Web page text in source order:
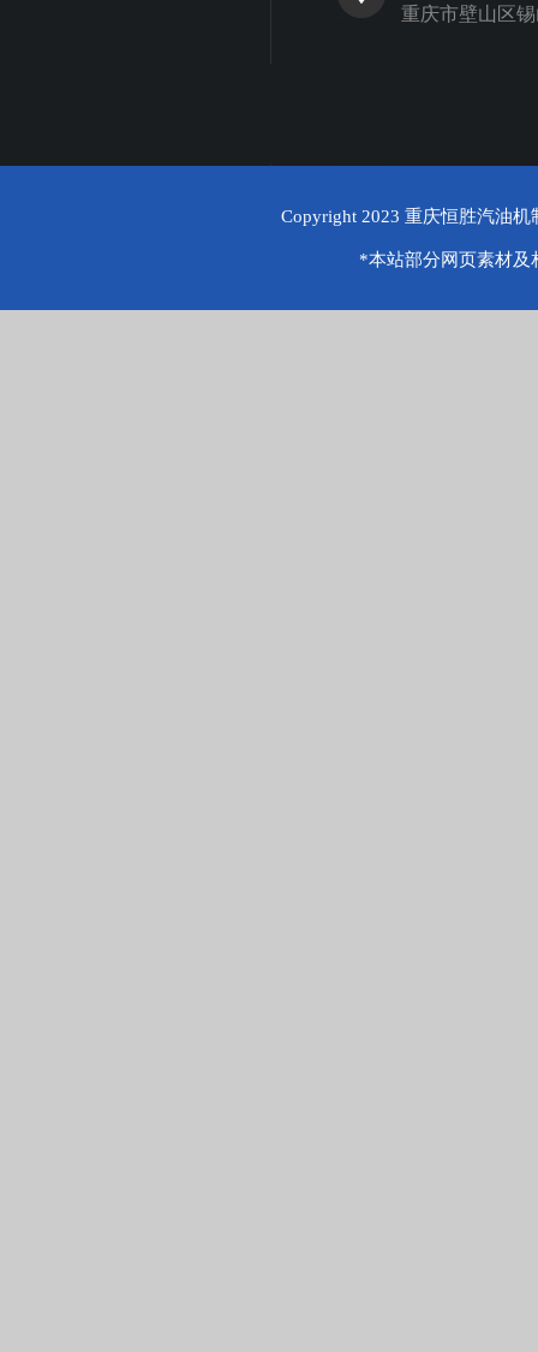
重庆市壁山区
Copyright 2023 重庆恒胜汽油机
*本站部分网页素材及